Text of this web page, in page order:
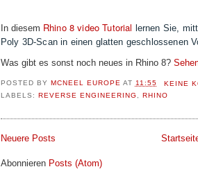
In diesem Rhino 8 video Tutorial lernen Sie,
Poly 3D-Scan in einen glatten geschlossenen
Was gibt es sonst noch neues in Rhino 8?
POSTED BY MCNEEL EUROPE AT 11:55
KEINE
LABELS: REVERSE ENGINEERING , RHINO
Neuere Posts
Abonnieren Posts (Atom)